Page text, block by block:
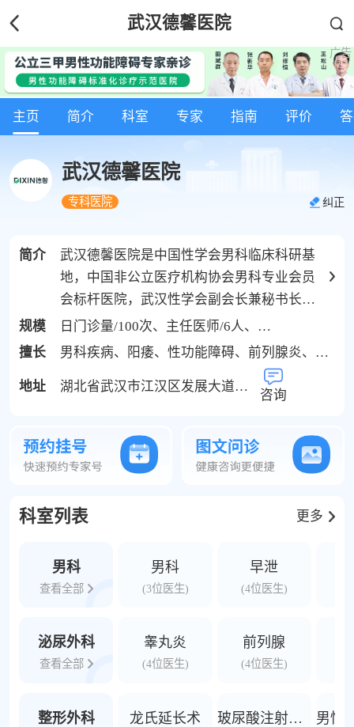
武汉德馨医院
主页 简介 科室 专家 指南 评价
武汉德馨医院
专科医院 纠正
简介
武汉德馨医院是中国性学会男科临床科研基
地，中国非公立医疗机构协会男科专业会员
会标杆医院，武汉性学会副会长兼秘书长单
位，武汉市医学会男科专业委员会委员单
位。医院聚焦性功能障碍、生殖整形、玻尿
酸增粗、阴茎支撑体植入手术、瑞梦热蒸汽
消融技术，体外冲击波碎石技术以及显微男
准化”、“规范化”为原则，建立了在整个湖北
省乃至全国泌尿男科领域有影响力的亚专科
体系。
规模
日门诊量/100次、主任医师/6人、副主任医师/1人
擅长
男科疾病、阳痿、性功能障碍、前列腺炎、前列腺增生、尿路感染
地址 湖北省武汉市江汉区发展大道235号
咨询
科室列表 更多
男科
查看全部
男科
(3位医生)
早泄
(4位医生)
泌尿外科
查看全部
睾丸炎
(4位医生)
前列腺
(4位医生)
整形外科 龙氏延长术 玻尿酸注射增粗